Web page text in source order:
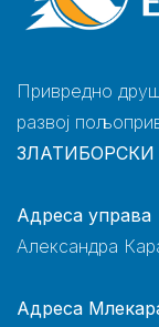
Привредно
развој
Адреса управа
Александра
Адреса